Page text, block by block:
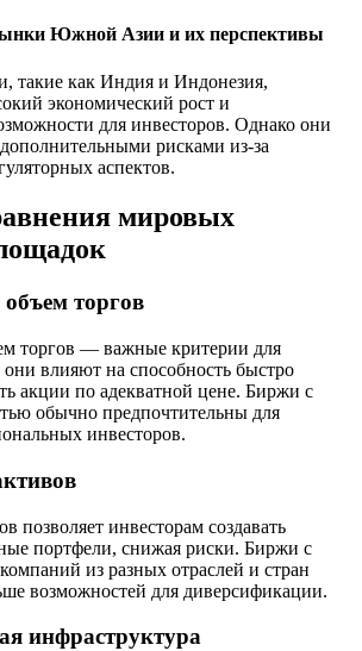
Южной Азии и их перспективы
как Индия и Индонезия,
экономический рост и
для инвесторов. Однако они
рисками из-за
аспектов.
мировых
торгов
торгов — важные критерии для
они влияют на способность быстро
акции по адекватной цене. Биржи с
обычно предпочтительны для
инвесторов.
позволяет инвесторам создавать
портфели, снижая риски. Биржи с
из разных отраслей и стран
возможностей для диверсификации.
инфраструктура